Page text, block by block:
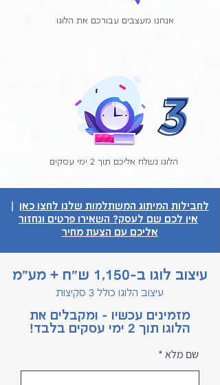
אנחנו מעצבים עבורכם את הלוגו
הלוגו נשלח אליכם תוך 2 ימי עסקים
לחבילות המיתוג המשתלמות שלנו לחצו כאן
אין לכם שם לעסק? השאירו פרטים ונחזור
אליכם עם הצעת מחיר
עיצוב לוגו ב-1,150 ש"ח + מע"מ
עיצוב הלוגו כולל 3 סקיצות
מזמינים עכשיו - ומקבלים את
הלוגו תוך 2 ימי עסקים בלבד!
שם מלא